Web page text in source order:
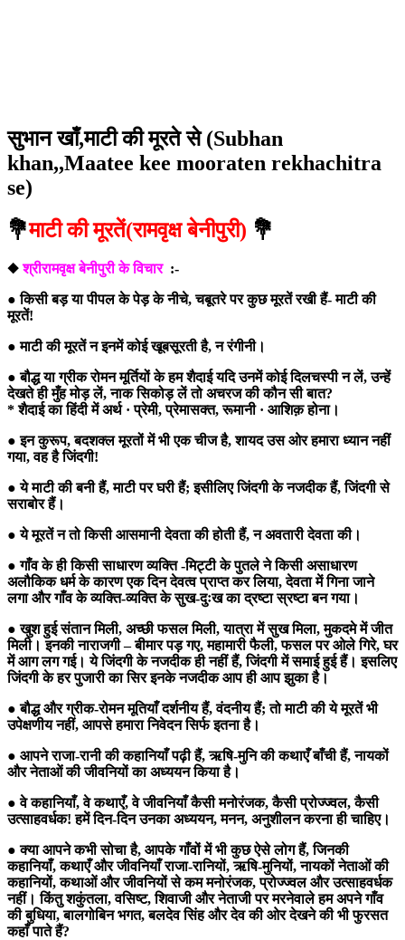
सुभान खाँ,माटी की मूरते से (Subhan
khan,,Maatee kee mooraten rekhachitra
se)
💐माटी की मूरतें(रामवृक्ष बेनीपुरी) 💐
◆श्रीरामवृक्ष बेनीपुरी के विचार :-
● किसी बड़ या पीपल के पेड़ के नीचे, चबूतरे पर कुछ मूरतें रखी हैं- माटी की
मूरतें!
● माटी की मूरतें न इनमें कोई खूबसूरती है, न रंगीनी।
● बौद्ध या ग्रीक रोमन मूर्तियों के हम शैदाई यदि उनमें कोई दिलचस्पी न लें, उन्हें
देखते ही मुँह मोड़ लें, नाक सिकोड़ लें तो अचरज की कौन सी बात?
* शैदाई का हिंदी में अर्थ · प्रेमी, प्रेमासक्त, रूमानी · आशिक़ होना।
● इन कुरूप, बदशक्ल मूरतों में भी एक चीज है, शायद उस ओर हमारा ध्यान नहीं
गया, वह है जिंदगी!
● ये माटी की बनी हैं, माटी पर घरी हैं; इसीलिए जिंदगी के नजदीक हैं, जिंदगी से
सराबोर हैं।
● ये मूरतें न तो किसी आसमानी देवता की होती हैं, न अवतारी देवता की।
● गाँव के ही किसी साधारण व्यक्ति -मिट्टी के पुतले ने किसी असाधारण
अलौकिक धर्म के कारण एक दिन देवत्व प्राप्त कर लिया, देवता में गिना जाने
लगा और गाँव के व्यक्ति-व्यक्ति के सुख-दुःख का द्रष्टा स्रष्टा बन गया।
● खुश हुई संतान मिली, अच्छी फसल मिली, यात्रा में सुख मिला, मुकदमे में जीत
मिली। इनकी नाराजगी – बीमार पड़ गए, महामारी फैली, फसल पर ओले गिरे, घर
में आग लग गई। ये जिंदगी के नजदीक ही नहीं हैं, जिंदगी में समाई हुई हैं। इसलिए
जिंदगी के हर पुजारी का सिर इनके नजदीक आप ही आप झुका है।
● बौद्ध और ग्रीक-रोमन मूतियाँ दर्शनीय हैं, वंदनीय हैं; तो माटी की ये मूरतें भी
उपेक्षणीय नहीं, आपसे हमारा निवेदन सिर्फ इतना है।
● आपने राजा-रानी की कहानियाँ पढ़ी हैं, ऋषि-मुनि की कथाएँ बाँची हैं, नायकों
और नेताओं की जीवनियों का अध्ययन किया है।
● वे कहानियाँ, वे कथाएँ, वे जीवनियाँ कैसी मनोरंजक, कैसी प्रोज्ज्वल, कैसी
उत्साहवर्धक! हमें दिन-दिन उनका अध्ययन, मनन, अनुशीलन करना ही चाहिए।
● क्या आपने कभी सोचा है, आपके गाँवों में भी कुछ ऐसे लोग हैं, जिनकी
कहानियाँ, कथाएँ और जीवनियाँ राजा-रानियों, ऋषि-मुनियों, नायकों नेताओं की
कहानियों, कथाओं और जीवनियों से कम मनोरंजक, प्रोज्ज्वल और उत्साहवर्धक
नहीं। किंतु शकुंतला, वसिष्ट, शिवाजी और नेताजी पर मरनेवाले हम अपने गाँव
की बुधिया, बालगोबिन भगत, बलदेव सिंह और देव की ओर देखने की भी फुरसत
कहाँ पाते हैं?